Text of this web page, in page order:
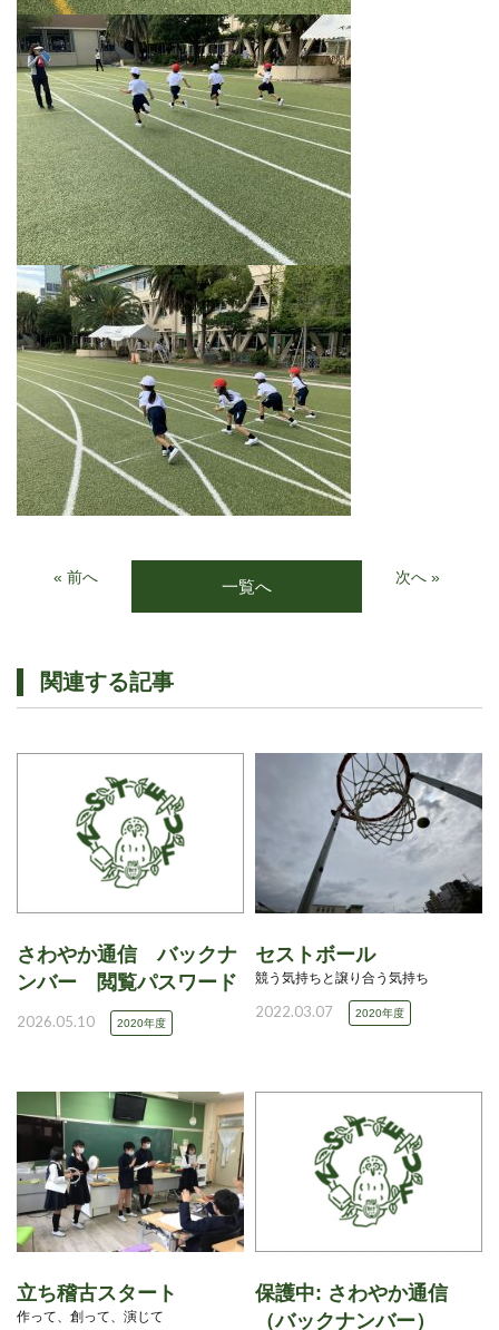
« 前へ 一覧へ 次へ »
関連する記事
さわやか通信 バックナ
ンバー 閲覧パスワード
2026.05.10 2020年度
セストボール
競う気持ちと譲り合う気持ち
2022.03.07 2020年度
立ち稽古スタート
作って、創って、演じて
保護中: さわやか通信
（バックナンバー）